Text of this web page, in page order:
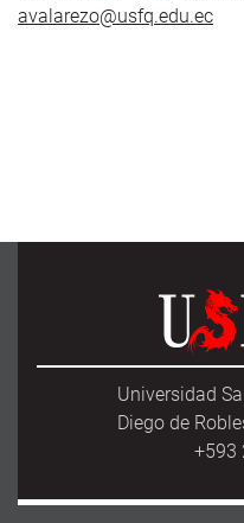
avalarezo@usfq.edu.ec
Universidad
Diego de
+593